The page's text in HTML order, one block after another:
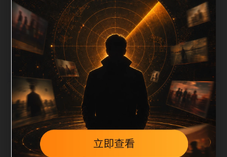
有哪些可继续阅读、移动端打开时图片和摘要是否一
致。每次新增内容后同步检查标题、description、
canonical、主题图、alt、title和推荐链接，确保页面既
能被搜索引擎理解，也能让真实
相关问题与推荐
用户顺着栏目继续浏览。同站连续更新时避免重复标题
和重复首段，优先补充不同关键词、不同栏目词和不同
问题角度。栏目页则保留清晰入口，方便后续专题自动